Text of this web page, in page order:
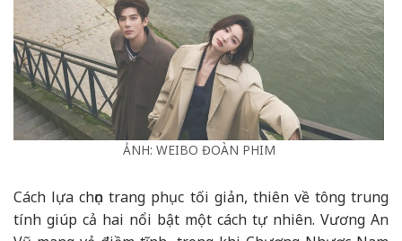
ẢNH: WEIBO ĐOÀN PHIM
Cách lựa chọn trang phục tối giản, thiên về tông trung
tính giúp cả hai nổi bật một cách tự nhiên. Vương An